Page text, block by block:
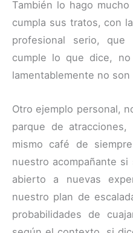
También lo hago
cumpla sus tratos, con
profesional serio,
cumple lo que dice,
lamentablemente no son
Otro ejemplo personal,
parque de
mismo café de
nuestro acompañante
abierto a nuevas
nuestro plan de
probabilidades de